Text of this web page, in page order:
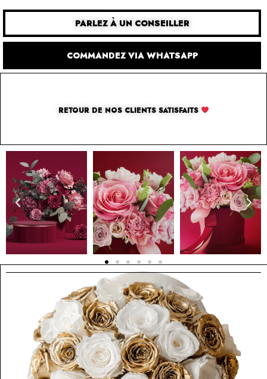
PARLEZ À UN CONSEILLER
COMMANDEZ VIA WHATSAPP
RETOUR DE NOS CLIENTS SATISFAITS